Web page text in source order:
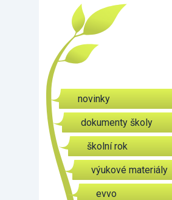
novinky
dokumenty školy
školní rok
výukové materiály
evvo